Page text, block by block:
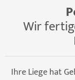
Wir
Ihre Liege hat